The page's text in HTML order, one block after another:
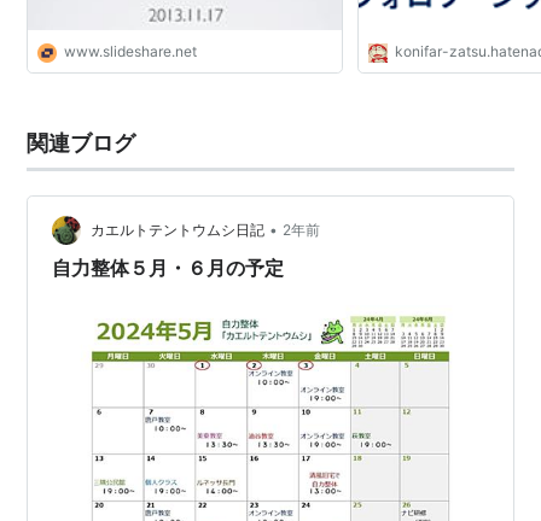
www.slideshare.net konifar-
関連ブログ
カエルトテントウムシ日記 • 2年前
自力整体５月・６月の予定